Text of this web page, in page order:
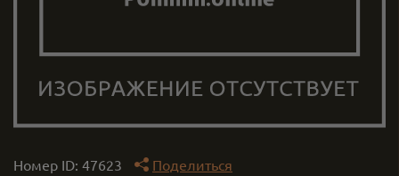
Номер ID: 47623
Поделиться